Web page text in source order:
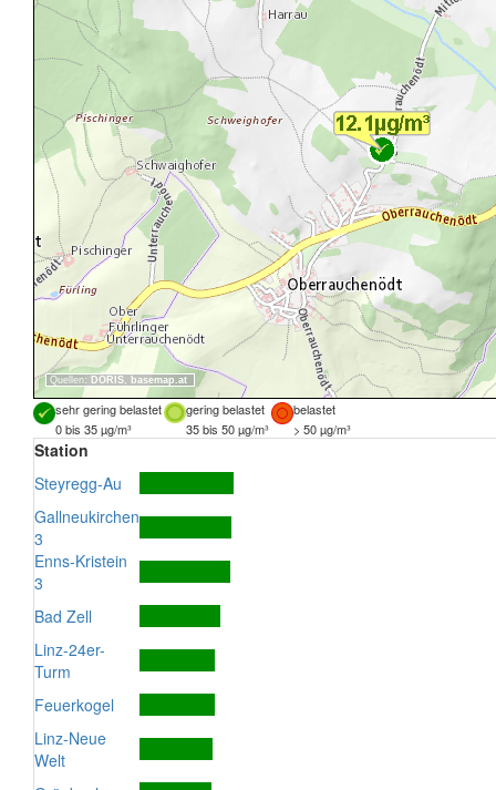
Quellen: DORIS, basemap.at
sehr gering belastet gering belastet
belastet
0 bis 35 µg/m³
35 bis 50 µg/m³ > 50 µg/m³
Station
Steyregg-Au
Gallneukirchen
3
Enns-Kristein
3
Bad Zell
Linz-24er-
Turm
Feuerkogel
Linz-Neue
Welt